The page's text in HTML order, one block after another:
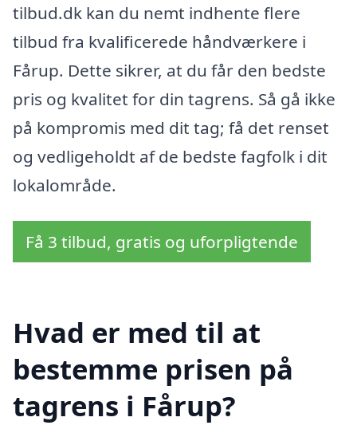
tilbud.dk kan du nemt indhente flere
tilbud fra kvalificerede håndværkere i
Fårup. Dette sikrer, at du får den bedste
pris og kvalitet for din tagrens. Så gå ikke
på kompromis med dit tag; få det renset
og vedligeholdt af de bedste fagfolk i dit
lokalområde.
Få 3 tilbud, gratis og uforpligtende
Hvad er med til at
bestemme prisen på
tagrens i Fårup?